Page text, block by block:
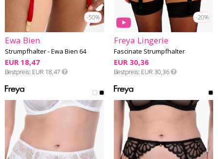
-50%
Ewa Bien
Strumpfhalter - Ewa Bien 64
EUR 18,47
Bestpreis EUR 18,47
-20%
Freya Lingerie
Fascinate Strumpfhalter
EUR 30,36
Bestpreis EUR 30,36